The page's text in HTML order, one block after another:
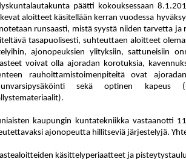
päätti kokouksessaan
aloitteet käsitellään kerran vuodessa
otetaan runsaasti, mistä syystä niiden tarvetta ja
tasapuolisesti, suhteuttaen aloitteet
lyihin, ajonopeuksien ylityksiin, sattuneisiin
voivat olla ajoradan korotuksia, kavennuk
rauhoittamistoimenpiteitä ovat
sekä optinen kapeus
kaupungin kuntatekniikka vastaanotti
ajonopeutta hillitseviä järjestelyjä.
käsittelyperiaatteet ja